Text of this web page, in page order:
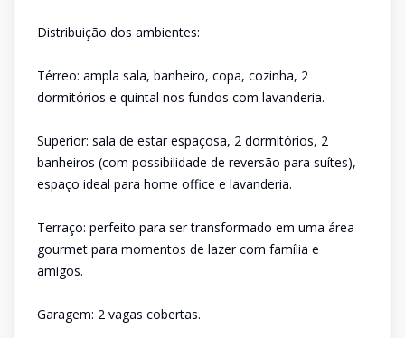
Distribuição dos ambientes:
Térreo: ampla sala, banheiro, copa, cozinha, 2
dormitórios e quintal nos fundos com lavanderia.
Superior: sala de estar espaçosa, 2 dormitórios, 2
banheiros (com possibilidade de reversão para suítes),
espaço ideal para home office e lavanderia.
Terraço: perfeito para ser transformado em uma área
gourmet para momentos de lazer com família e
amigos.
Garagem: 2 vagas cobertas.